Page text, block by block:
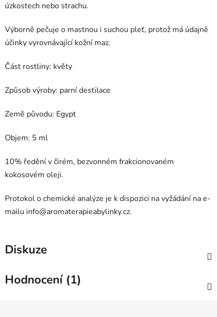
úzkostech nebo strachu.
Výborně pečuje o mastnou i suchou pleť, protož má údajně
účinky vyrovnávající kožní maz.
Část rostliny: květy
Způsob výroby: parní destilace
Země původu: Egypt
Objem: 5 ml
10% ředění v čirém, bezvonném frakcionovaném
kokosovém oleji.
Protokol o chemické analýze je k dispozici na vyžádání na e-
mailu info@aromaterapieabylinky.cz.
Diskuze
Hodnocení (1)